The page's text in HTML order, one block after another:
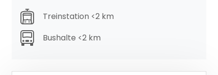
te worden voorgelegd aan opdrachtgever. Tot
deze goedkeuring verleend is, zijn alle uitgebrachte
aanbiedingen geheel vrijblijvend.
Treinstation <2 km
Bushalte <2 km